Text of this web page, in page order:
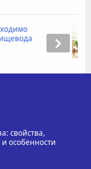
Промокоды для
как получить
товаров?
свойства,
особенности